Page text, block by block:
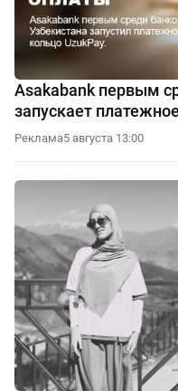
Asakabank первым
запускает
Реклама5 августа 13:00